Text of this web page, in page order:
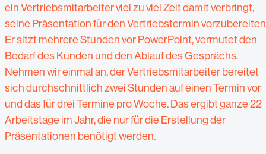
ein Vertriebsmitarbeiter viel zu viel Zeit damit verbringt,
seine Präsentation für den Vertriebstermin
Er sitzt mehrere Stunden vor PowerPoint, vermutet den
Bedarf des Kunden und den Ablauf des Gesprächs.
Nehmen wir einmal an, der Vertriebsmitarbeiter bereitet
sich durchschnittlich zwei Stunden auf einen Termin vor
und das für drei Termine pro Woche. Das ergibt ganze 22
Arbeitstage im Jahr, die nur für die Erstellung der
Präsentationen benötigt werden.